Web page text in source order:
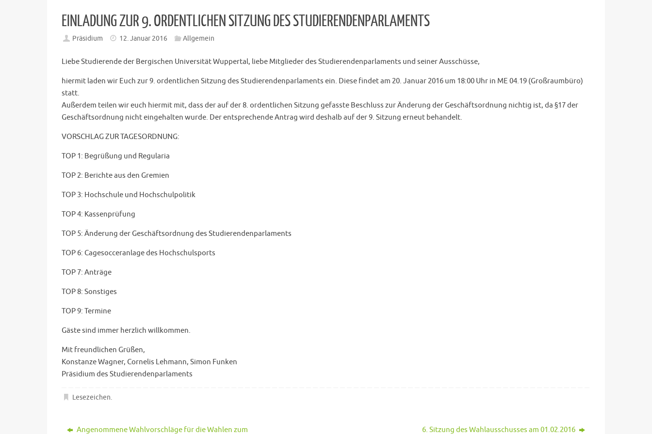
EINLADUNG ZUR 9. ORDENTLICHEN SITZUNG DES STUDIERENDENPARLAMENTS
Präsidium 12. Januar 2016 Allgemein
Liebe Studierende der Bergischen Universität Wuppertal, liebe Mitglieder des Studierendenparlaments und seiner Ausschüsse,
hiermit laden wir Euch zur 9. ordentlichen Sitzung des Studierendenparlaments ein. Diese findet am 20. Januar 2016 um 18:00 Uhr in ME 04.19 (Großraumbüro)
statt.
Außerdem teilen wir euch hiermit mit, dass der auf der 8. ordentlichen Sitzung gefasste Beschluss zur Änderung der Geschäftsordnung nichtig ist, da §17 der
Geschäftsordnung nicht eingehalten wurde. Der entsprechende Antrag wird deshalb auf der 9. Sitzung erneut behandelt.
VORSCHLAG ZUR TAGESORDNUNG:
TOP 1: Begrüßung und Regularia
TOP 2: Berichte aus den Gremien
TOP 3: Hochschule und Hochschulpolitik
TOP 4: Kassenprüfung
TOP 5: Änderung der Geschäftsordnung des Studierendenparlaments
TOP 6: Cagesocceranlage des Hochschulsports
TOP 7: Anträge
TOP 8: Sonstiges
TOP 9: Termine
Gäste sind immer herzlich willkommen.
Mit freundlichen Grüßen,
Konstanze Wagner, Cornelis Lehmann, Simon Funken
Präsidium des Studierendenparlaments
Lesezeichen.
Angenommene Wahlvorschläge für die Wahlen zum 6. Sitzung des Wahlausschusses am 01.02.2016